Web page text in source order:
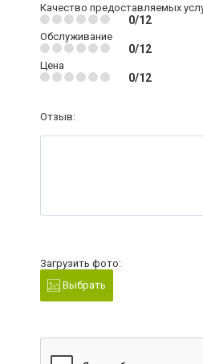
Качество предоставляемых
0/12
Обслуживание
0/12
Цена
0/12
Отзыв:
Загрузить фото:
Выбрать